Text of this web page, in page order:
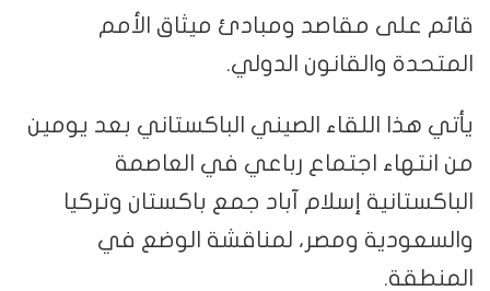
قائم على مقاصد ومبادئ ميثاق الأمم
المتحدة والقانون الدولي.
يأتي هذا اللقاء الصيني الباكستاني بعد يومين
من انتهاء اجتماع رباعي في العاصمة
الباكستانية إسلام آباد جمع باكستان وتركيا
والسعودية ومصر، لمناقشة الوضع في
المنطقة.